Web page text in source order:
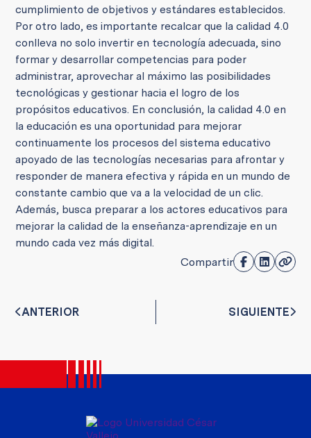
cumplimiento de objetivos y estándares establecidos.
Por otro lado, es importante recalcar que la calidad 4.0
conlleva no solo invertir en tecnología adecuada, sino
formar y desarrollar competencias para poder
administrar, aprovechar al máximo las posibilidades
tecnológicas y gestionar hacia el logro de los
propósitos educativos. En conclusión, la calidad 4.0 en
la educación es una oportunidad para mejorar
continuamente los procesos del sistema educativo
apoyado de las tecnologías necesarias para afrontar y
responder de manera efectiva y rápida en un mundo de
constante cambio que va a la velocidad de un clic.
Además, busca preparar a los actores educativos para
mejorar la calidad de la enseñanza-aprendizaje en un
mundo cada vez más digital.
Compartir
ANTERIOR SIGUIENTE